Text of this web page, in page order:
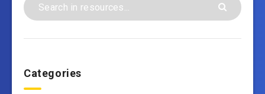
Categories